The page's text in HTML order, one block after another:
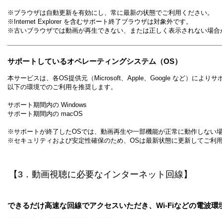
※ブラウザは自動更新を有効にし、常に最新の状態でご利用ください。
※Internet Explorer を含むサポート終了ブラウザは対象外です。
※古いブラウザでは動画が再生できない、または正しく表示されない場合
サポートしているオペレーティングシステム（OS）
本サービスは、各OS提供元（Microsoft、Apple、Google など）により
以下の環境でのご利用を推奨します。
サポート期間内の Windows
サポート期間内の macOS
※サポートが終了したOSでは、動画再生や一部機能が正常に動作しない
※セキュリティおよび安定性確保のため、OSは最新状態に更新してご利
​【3．動画視聴に必要なインターネット回線】
できるだけ高速な回線でアクセスいただき、Wi-Fiなどの電波